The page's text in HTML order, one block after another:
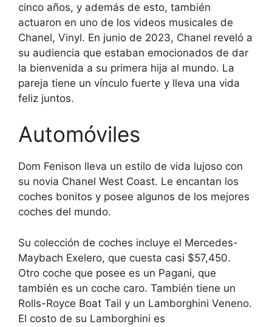
cinco años, y además de esto, también
actuaron en uno de los videos musicales de
Chanel, Vinyl. En junio de 2023, Chanel reveló a
su audiencia que estaban emocionados de dar
la bienvenida a su primera hija al mundo. La
pareja tiene un vínculo fuerte y lleva una vida
feliz juntos.
Automóviles
Dom Fenison lleva un estilo de vida lujoso con
su novia Chanel West Coast. Le encantan los
coches bonitos y posee algunos de los mejores
coches del mundo.
Su colección de coches incluye el Mercedes-
Maybach Exelero, que cuesta casi $57,450.
Otro coche que posee es un Pagani, que
también es un coche caro. También tiene un
Rolls-Royce Boat Tail y un Lamborghini Veneno.
El costo de su Lamborghini es